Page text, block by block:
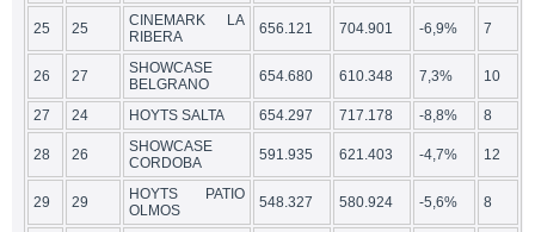
25 25
CINEMARK LA
RIBERA
656.121 704.901 -6,9% 7
26 27
SHOWCASE
BELGRANO
654.680 610.348 7,3% 10
27 24 HOYTS SALTA 654.297 717.178 -8,8% 8
28 26
SHOWCASE
CORDOBA
591.935 621.403 -4,7% 12
29 29
HOYTS PATIO
OLMOS
548.327 580.924 -5,6% 8